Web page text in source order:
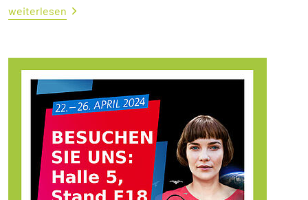
weiterlesen